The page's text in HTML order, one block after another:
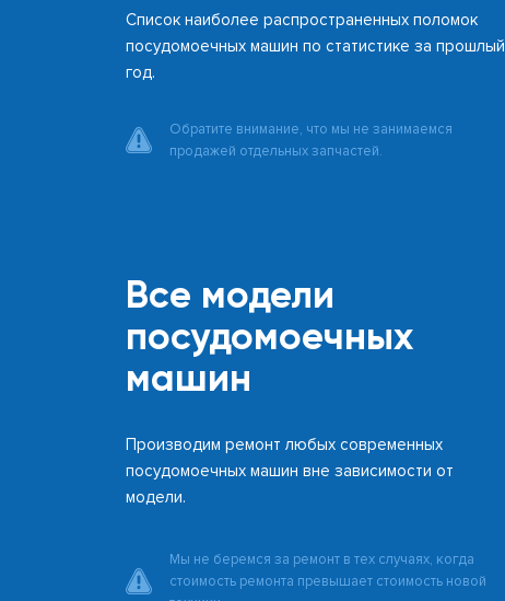
Список наиболее распространенных поломок
посудомоечных машин по статистике за прошлый
год.
Обратите внимание, что мы не занимаемся
продажей отдельных запчастей.
Все модели
посудомоечных
машин
Производим ремонт любых современных
посудомоечных машин вне зависимости от
модели.
Мы не беремся за ремонт в тех случаях, когда
стоимость ремонта превышает стоимость новой